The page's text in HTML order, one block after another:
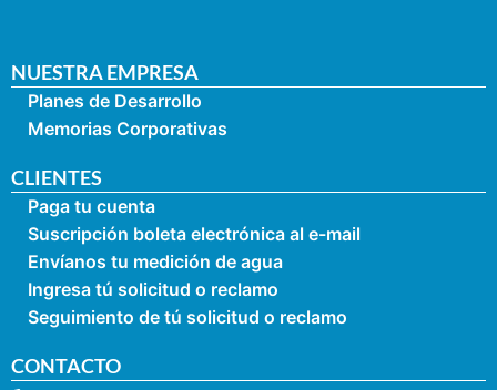
NUESTRA EMPRESA
Planes de Desarrollo
Memorias Corporativas
CLIENTES
Paga tu cuenta
Suscripción boleta electrónica al e-mail
Envíanos tu medición de agua
Ingresa tú solicitud o reclamo
Seguimiento de tú solicitud o reclamo
CONTACTO